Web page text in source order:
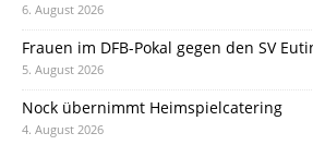
6. August 2026
Frauen im DFB-Pokal gegen den SV
5. August 2026
Nock übernimmt Heimspielcatering
4. August 2026